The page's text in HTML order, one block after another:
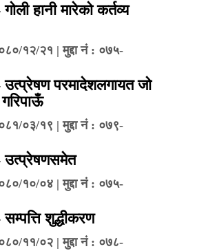
हानी मारेको कर्तव्य
१२/२१ | मुद्दा नं : ०७५-
परमादेशलगायत जो
०३/१९ | मुद्दा नं : ०७९-
१०/०४ | मुद्दा नं : ०७५-
शुद्धीकरण
११/०२ | मुद्दा नं : ०७८-